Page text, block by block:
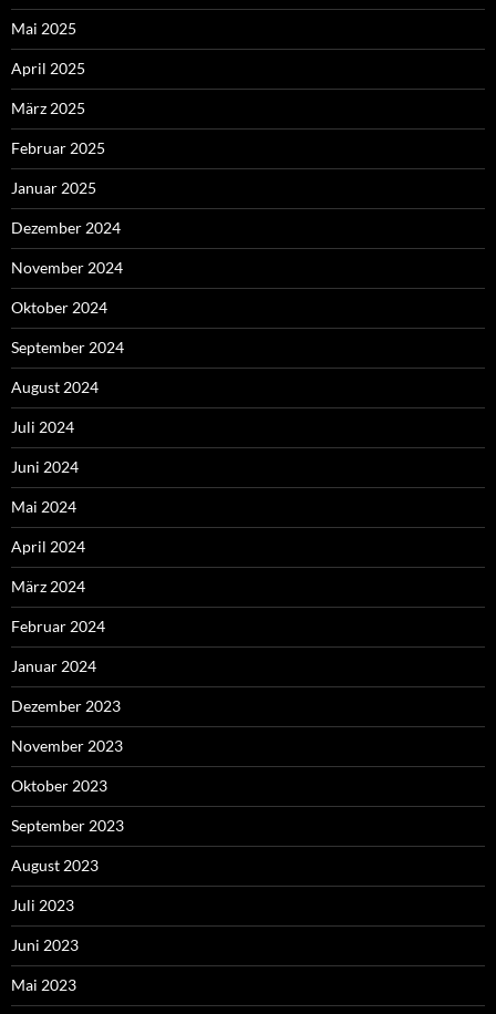
Mai 2025
April 2025
März 2025
Februar 2025
Januar 2025
Dezember 2024
November 2024
Oktober 2024
September 2024
August 2024
Juli 2024
Juni 2024
Mai 2024
April 2024
März 2024
Februar 2024
Januar 2024
Dezember 2023
November 2023
Oktober 2023
September 2023
August 2023
Juli 2023
Juni 2023
Mai 2023